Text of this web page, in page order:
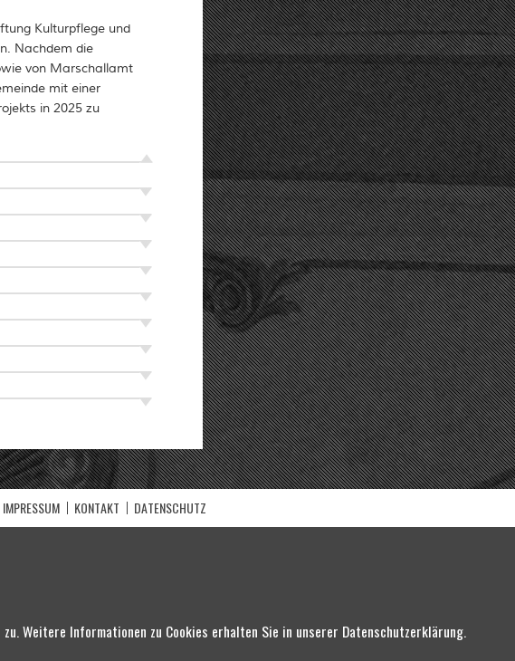
Kulturpflege und
Nachdem die
von Marschallamt
mit einer
in 2025 zu
IMPRESSUM KONTAKT DATENSCHUTZ
Weitere Informationen zu Cookies erhalten Sie in unserer Datenschutzerklärung.